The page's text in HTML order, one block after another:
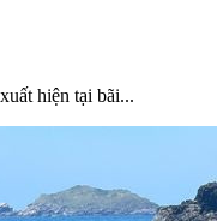
hiện tại bãi...